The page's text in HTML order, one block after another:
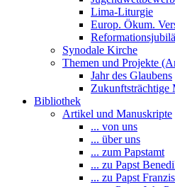
Lima-Liturgie
Europ. Ökum.
Synodale Kirche
Themen und Projekte
Jahr des Glaubens
Zukunftsträchtige
Bibliothek
Artikel und Manuskripte
... von uns
... über uns
... zum Papstamt
... zu Papst
... zu Papst